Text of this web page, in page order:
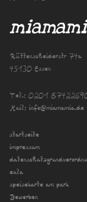
Rüttenscheiderstr 74a
45130 Essen
Tel.: 0201
Mail: info@miamamia.de
startseite
impressum
eula
speisekarte am park
Bewerben